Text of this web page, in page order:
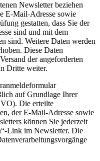
Newsletter beziehen
E-Mail-Adresse sowie
gestatten, dass Sie der
sind und mit dem
sind. Weitere Daten werden
Diese Daten
der angeforderten
Dritte weiter.
auf Grundlage Ihrer
Die erteilte
der E-Mail-Adresse sowie
können Sie jederzeit
Link im Newsletter. Die